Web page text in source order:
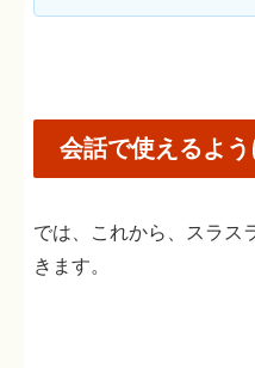
会話で使えるよ
では、これから、スラス
きます。